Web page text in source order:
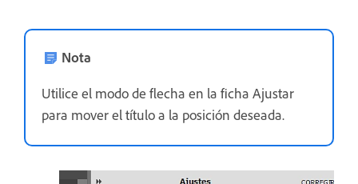
Nota
Utilice el modo de flecha en la ficha Ajustar
para mover el título a la posición deseada.